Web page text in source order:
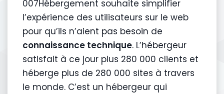
007Hébergement souhaite simplifier
l’expérience des utilisateurs sur le web
pour qu’ils n’aient pas besoin de
connaissance technique. L’hébergeur
satisfait à ce jour plus 280 000 clients et
héberge plus de 280 000 sites à travers
le monde. C’est un hébergeur qui